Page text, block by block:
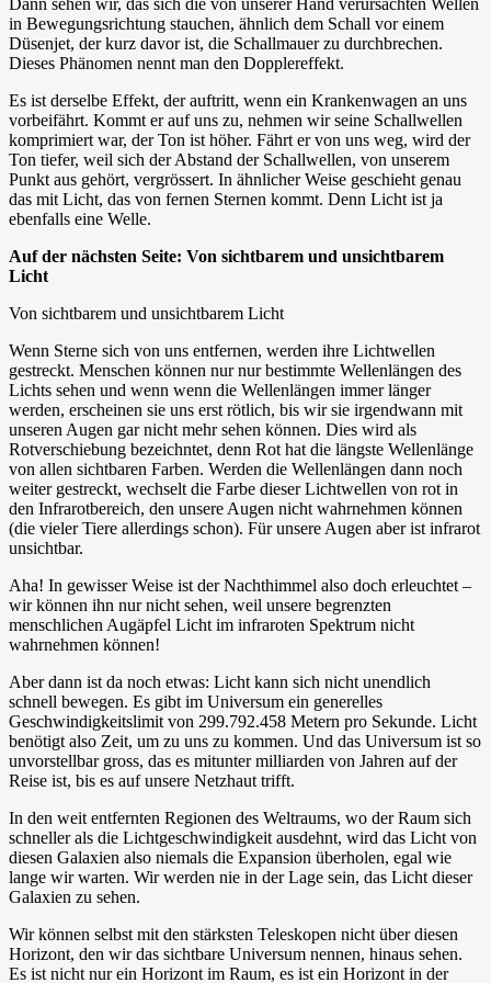
in Bewegungsrichtung stauchen, ähnlich dem Schall vor einem
Düsenjet, der kurz davor ist, die Schallmauer zu durchbrechen.
Dieses Phänomen nennt man den Dopplereffekt.
Es ist derselbe Effekt, der auftritt, wenn ein Krankenwagen an uns
vorbeifährt. Kommt er auf uns zu, nehmen wir seine Schallwellen
komprimiert war, der Ton ist höher. Fährt er von uns weg, wird der
Ton tiefer, weil sich der Abstand der Schallwellen, von unserem
Punkt aus gehört, vergrössert. In ähnlicher Weise geschieht genau
das mit Licht, das von fernen Sternen kommt. Denn Licht ist ja
ebenfalls eine Welle.
Auf der nächsten Seite: Von sichtbarem und unsichtbarem
Licht
Von sichtbarem und unsichtbarem Licht
Wenn Sterne sich von uns entfernen, werden ihre Lichtwellen
gestreckt. Menschen können nur nur bestimmte Wellenlängen des
Lichts sehen und wenn wenn die Wellenlängen immer länger
werden, erscheinen sie uns erst rötlich, bis wir sie irgendwann mit
unseren Augen gar nicht mehr sehen können. Dies wird als
Rotverschiebung bezeichntet, denn Rot hat die längste Wellenlänge
von allen sichtbaren Farben. Werden die Wellenlängen dann noch
weiter gestreckt, wechselt die Farbe dieser Lichtwellen von rot in
den Infrarotbereich, den unsere Augen nicht wahrnehmen können
(die vieler Tiere allerdings schon). Für unsere Augen aber ist infrarot
unsichtbar.
Aha! In gewisser Weise ist der Nachthimmel also doch erleuchtet –
wir können ihn nur nicht sehen, weil unsere begrenzten
menschlichen Augäpfel Licht im infraroten Spektrum nicht
wahrnehmen können!
Aber dann ist da noch etwas: Licht kann sich nicht unendlich
schnell bewegen. Es gibt im Universum ein generelles
Geschwindigkeitslimit von 299.792.458 Metern pro Sekunde. Licht
benötigt also Zeit, um zu uns zu kommen. Und das Universum ist so
unvorstellbar gross, das es mitunter milliarden von Jahren auf der
Reise ist, bis es auf unsere Netzhaut trifft.
In den weit entfernten Regionen des Weltraums, wo der Raum sich
schneller als die Lichtgeschwindigkeit ausdehnt, wird das Licht von
diesen Galaxien also niemals die Expansion überholen, egal wie
lange wir warten. Wir werden nie in der Lage sein, das Licht dieser
Galaxien zu sehen.
Wir können selbst mit den stärksten Teleskopen nicht über diesen
Horizont, den wir das sichtbare Universum nennen, hinaus sehen.
Es ist nicht nur ein Horizont im Raum, es ist ein Horizont in der